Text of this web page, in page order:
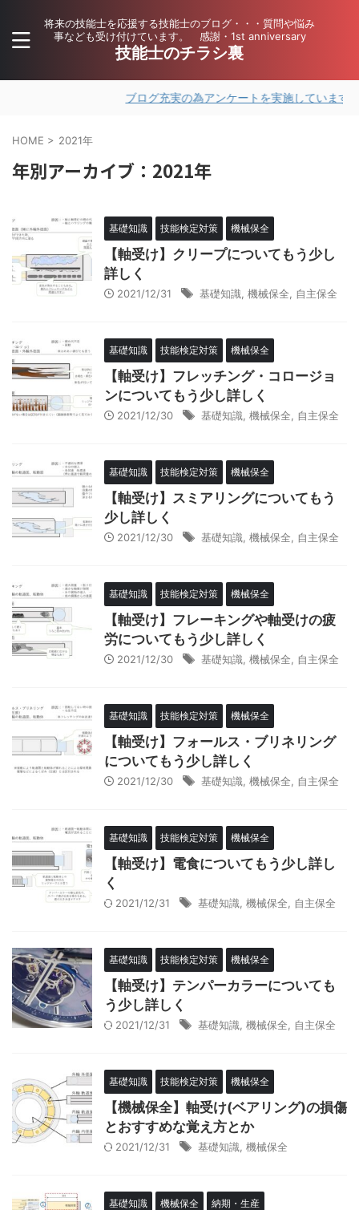
将来の技能士を応援する技能士のブログ・・・質問や悩み
事なども受け付けています。 感謝・1st anniversary
技能士のチラシ裏
ブログ充実の為アンケートを実施しています。ご
HOME > 2021年
年別アーカイブ：2021年
基礎知識 技能検定対策 機械保全
【軸受け】クリープについてもう少し
詳しく
2021/12/31 基礎知識 機械保全 自主保全
基礎知識 技能検定対策 機械保全
【軸受け】フレッチング・コロージョ
ンについてもう少し詳しく
2021/12/30 基礎知識 機械保全 自主保全
基礎知識 技能検定対策 機械保全
【軸受け】スミアリングについてもう
少し詳しく
2021/12/30 基礎知識 機械保全 自主保全
基礎知識 技能検定対策 機械保全
【軸受け】フレーキングや軸受けの疲
労についてもう少し詳しく
2021/12/30 基礎知識 機械保全 自主保全
基礎知識 技能検定対策 機械保全
【軸受け】フォールス・ブリネリング
についてもう少し詳しく
2021/12/30 基礎知識 機械保全 自主保全
基礎知識 技能検定対策 機械保全
【軸受け】電食についてもう少し詳し
く
2021/12/31 基礎知識 機械保全 自主保全
基礎知識 技能検定対策 機械保全
【軸受け】テンパーカラーについても
う少し詳しく
2021/12/31 基礎知識 機械保全 自主保全
基礎知識 技能検定対策 機械保全
【機械保全】軸受け(ベアリング)の損傷
とおすすめな覚え方とか
2021/12/31 基礎知識 機械保全
基礎知識 機械保全 納期・生産